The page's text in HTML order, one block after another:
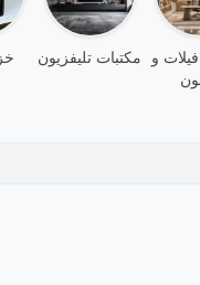
و
مكتبات تليفزيون